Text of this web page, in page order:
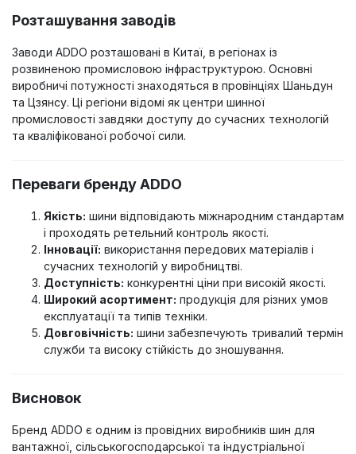
Розташування заводів
Заводи ADDO розташовані в Китаї, в регіонах із
розвиненою промисловою інфраструктурою. Основні
виробничі потужності знаходяться в провінціях Шаньдун
та Цзянсу. Ці регіони відомі як центри шинної
промисловості завдяки доступу до сучасних технологій
та кваліфікованої робочої сили.
Переваги бренду ADDO
Якість: шини відповідають міжнародним стандартам
і проходять ретельний контроль якості.
Інновації: використання передових матеріалів і
сучасних технологій у виробництві.
Доступність: конкурентні ціни при високій якості.
Широкий асортимент: продукція для різних умов
експлуатації та типів техніки.
Довговічність: шини забезпечують тривалий термін
служби та високу стійкість до зношування.
Висновок
Бренд ADDO є одним із провідних виробників шин для
вантажної, сільськогосподарської та індустріальної